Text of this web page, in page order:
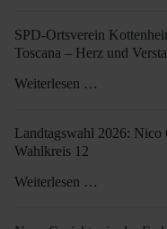
SPD-Ortsverein
Toscana – Herz und
Weiterlesen …
Landtagswahl 2026: Nico
Wahlkreis 12
Weiterlesen …